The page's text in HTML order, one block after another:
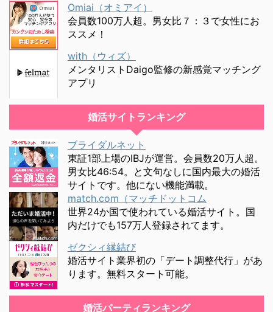
Omiai（オミアイ）
会員数100万人超。男女比７：３で女性にお
ススメ！
with（ウィズ）
メンタリストDaigo監修の新感覚マッチング
アプリ
婚活サイトランキング
ブライダルネット
東証1部上場のIBJが運営。会員数20万人超。
男女比46:54。と文句なしに国内最大の婚活
サイトです。他にない機能満載。
match.com（マッチドットコム
世界24か国で使われている婚活サイト。国
内だけでも157万人登録されてます。
ゼクシィ縁結び
婚活サイト業界初の「デート調整代行」があ
ります。無料スタート可能。
婚活パーティランキング